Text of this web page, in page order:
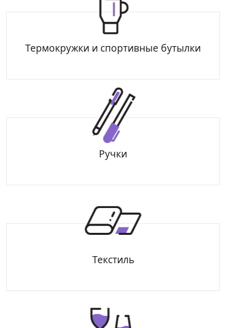
Портативная акустика
Автомобильные аксессуары
Термокружки и спортивные бутылки
Термокружки и термобутылки
Ручки
Роллеры
Упаковка для ручек
Текстиль
Пледы
Сумки для покупок